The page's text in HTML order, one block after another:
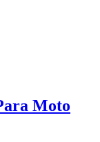
Moto